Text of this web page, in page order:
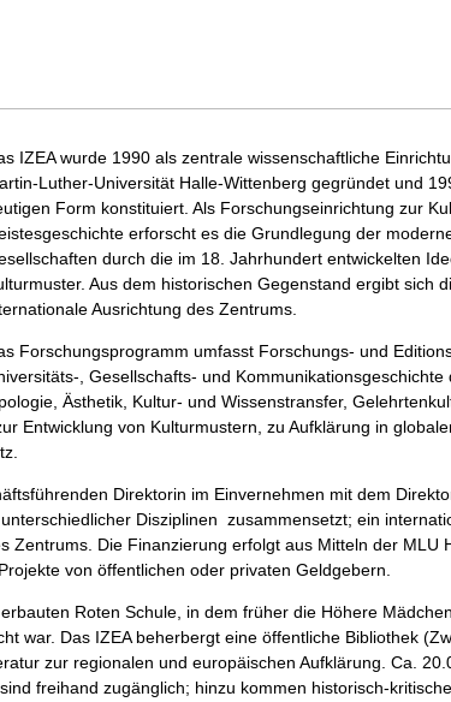
IZEA wurde 1990 als zentrale wissenschaftliche
Luther-Universität Halle-Wittenberg gegründet und
Form konstituiert. Als Forschungseinrichtung zur
erforscht es die Grundlegung der
durch die im 18. Jahrhundert entwickelten
Aus dem historischen Gegenstand ergibt sich
Ausrichtung des Zentrums.
Forschungsprogramm umfasst Forschungs- und
, Gesellschafts- und Kommunikationsgeschichte
Ästhetik, Kultur- und Wissenstransfer,
Entwicklung von Kulturmustern, zu Aufklärung in
Direktorin im Einvernehmen mit dem
Disziplinen zusammensetzt; ein
Zentrums. Die Finanzierung erfolgt aus Mitteln der MLU
von öffentlichen oder privaten Geldgebern.
Roten Schule, in dem früher die Höhere
war. Das IZEA beherbergt eine öffentliche Bibliothek
zur regionalen und europäischen Aufklärung. Ca.
freihand zugänglich; hinzu kommen historisch-